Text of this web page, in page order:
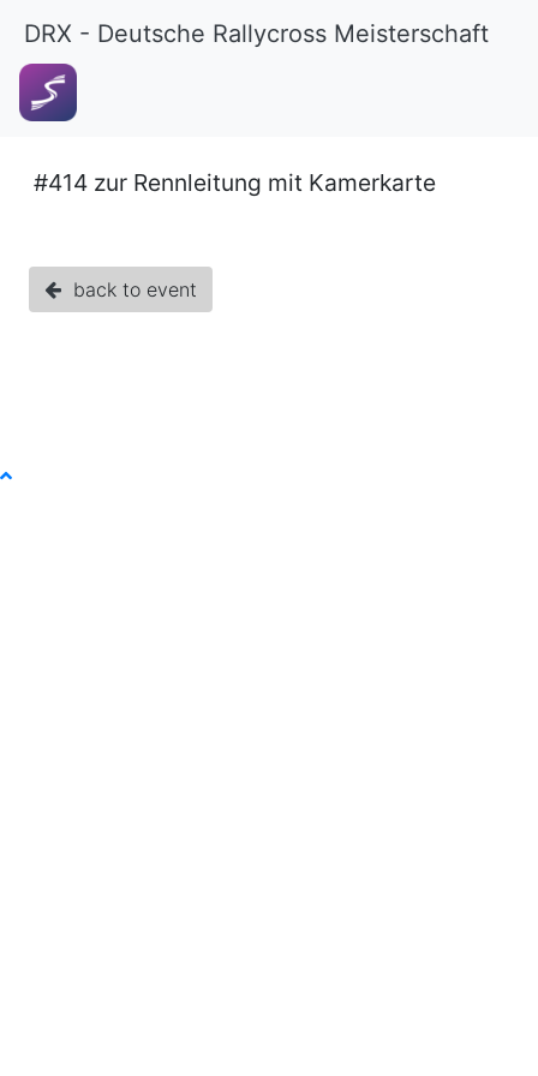
DRX - Deutsche Rallycross Meisterschaft
#414 zur Rennleitung mit Kamerkarte
back to event